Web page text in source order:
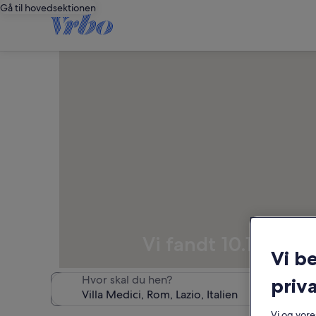
Gå til hovedsektionen
Hvor skal du hen?
Vi